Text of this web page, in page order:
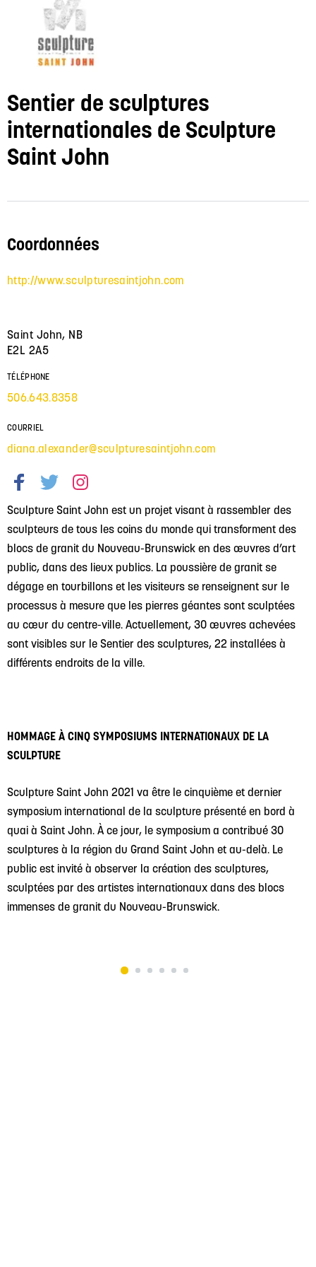
Sentier de sculptures
internationales de Sculpture
Saint John
Sculpture Saint John est un projet visant à rassembler des
sculpteurs de tous les coins du monde qui transforment des
blocs de granit du Nouveau-Brunswick en des œuvres d’art
public, dans des lieux publics. La poussière de granit se
dégage en tourbillons et les visiteurs se renseignent sur le
processus à mesure que les pierres géantes sont sculptées
au cœur du centre-ville. Actuellement, 30 œuvres achevées
sont visibles sur le Sentier des sculptures, 22 installées à
différents endroits de la ville.
HOMMAGE À CINQ SYMPOSIUMS INTERNATIONAUX DE LA
SCULPTURE
Sculpture Saint John 2021 va être le cinquième et dernier
symposium international de la sculpture présenté en bord à
quai à Saint John. À ce jour, le symposium a contribué 30
sculptures à la région du Grand Saint John et au-delà. Le
public est invité à observer la création des sculptures,
sculptées par des artistes internationaux dans des blocs
immenses de granit du Nouveau-Brunswick.
Coordonnées
http://www.sculpturesaintjohn.com
Saint John, NB
E2L 2A5
TÉLÉPHONE
506.643.8358
COURRIEL
diana.alexander@sculpturesaintjohn.com